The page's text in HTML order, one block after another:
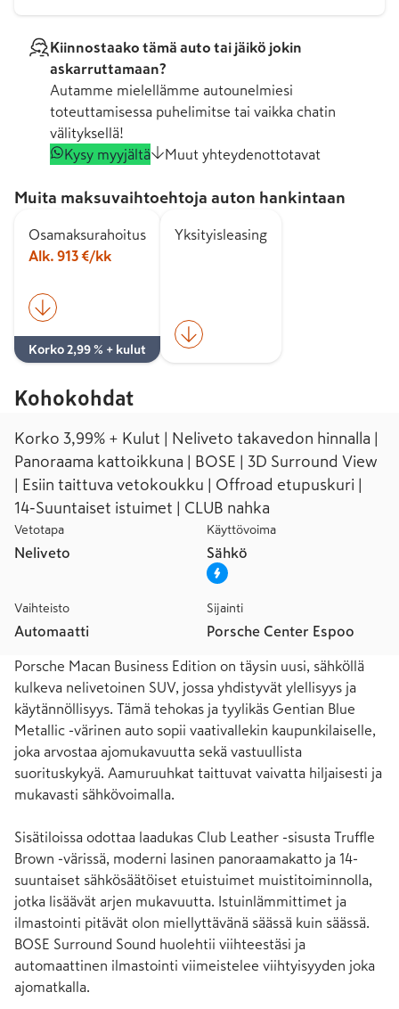
Kiinnostaako tämä auto tai jäikö jokin
askarruttamaan?
Autamme mielellämme autounelmiesi
toteuttamisessa puhelimitse tai vaikka chatin
välityksellä!
Kysy myyjältä
Muut yhteydenottotavat
Muita maksuvaihtoehtoja auton hankintaan
Osamaksurahoitus
Alk. 913 €/kk
Korko 2,99 % + kulut
Yksityisleasing
Kohokohdat
Korko 3,99% + Kulut | Neliveto takavedon hinnalla |
Panoraama kattoikkuna | BOSE | 3D Surround View
| Esiin taittuva vetokoukku | Offroad etupuskuri |
14-Suuntaiset istuimet | CLUB nahka
Vetotapa
Neliveto
Käyttövoima
Sähkö
Vaihteisto
Automaatti
Sijainti
Porsche Center Espoo
Porsche Macan Business Edition on täysin uusi, sähköllä
kulkeva nelivetoinen SUV, jossa yhdistyvät ylellisyys ja
käytännöllisyys. Tämä tehokas ja tyylikäs Gentian Blue
Metallic -värinen auto sopii vaativallekin kaupunkilaiselle,
joka arvostaa ajomukavuutta sekä vastuullista
suorituskykyä. Aamuruuhkat taittuvat vaivatta hiljaisesti ja
mukavasti sähkövoimalla.
Sisätiloissa odottaa laadukas Club Leather -sisusta Truffle
Brown -värissä, moderni lasinen panoraamakatto ja 14-
suuntaiset sähkösäätöiset etuistuimet muistitoiminnolla,
jotka lisäävät arjen mukavuutta. Istuinlämmittimet ja
ilmastointi pitävät olon miellyttävänä säässä kuin säässä.
BOSE Surround Sound huolehtii viihteestäsi ja
automaattinen ilmastointi viimeistelee viihtyisyyden joka
ajomatkalla.